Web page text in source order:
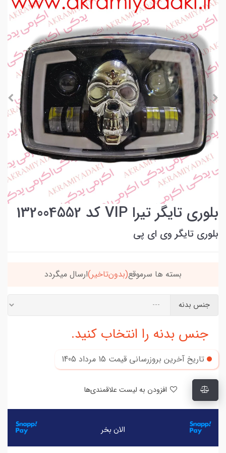
بلوری تایگر تیرا VIP کد 132004552
بلوری تایگر وی ای پی
خریدتو به5میلیون برسون،ارسالت‌رایگانه
جنس بدنه
جنس بدنه را انتخاب کنید.
تاریخ آخرین بروزرسانی قیمت 15 مرداد 1405